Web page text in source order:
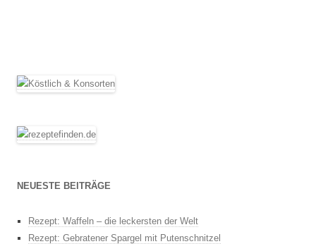
NEUESTE BEITRÄGE
Rezept: Waffeln – die leckersten der Welt
Rezept: Gebratener Spargel mit Putenschnitzel